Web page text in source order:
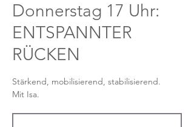
Donnerstag 17 Uhr:
ENTSPANNTER
RÜCKEN
Stärkend, mobilisierend, stabilisierend.
Mit Isa.